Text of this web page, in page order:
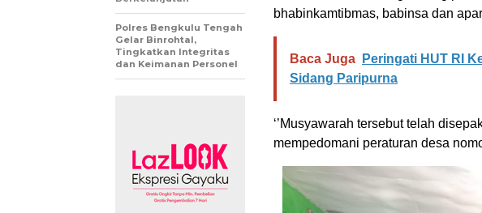
bhabinkamtibmas, babinsa dan
Baca Juga
Peringati HUT RI
Sidang Paripurna
‘’Musyawarah tersebut telah
mempedomani peraturan desa
Polres Bengkulu Tengah
Gelar Binrohtal,
Tingkatkan Integritas
dan Keimanan Personel